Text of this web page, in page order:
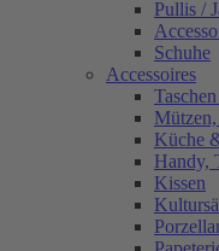
Pullis /
Schuhe
Accessoires
Küche
Handy,
Kissen